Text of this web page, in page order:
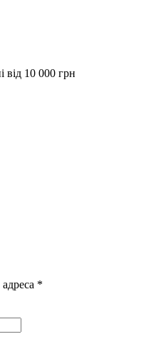
від 10 000 грн
адреса *